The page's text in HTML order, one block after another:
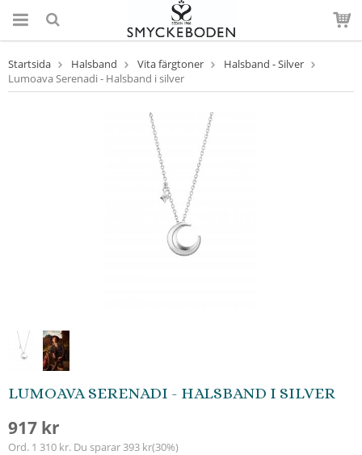
Startsida Halsband Vita färgtoner
Halsband - Silver
Lumoava Serenadi - Halsband i silver
LUMOAVA SERENADI - HALSBAND I SILVER
917 kr
Ord. 1 310 kr. Du sparar393 kr(30%)